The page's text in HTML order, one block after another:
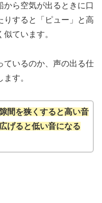
から空気が出るときに口
りすると「ピュー」と高
ています。
ているのか、声の出る仕
す。
間を狭くすると高い音
げると低い音になる